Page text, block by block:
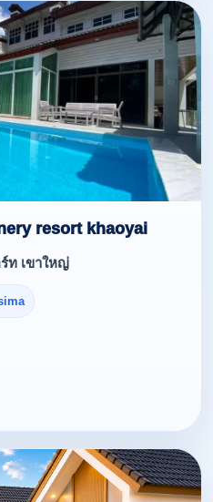
resort khaoyai
ท เขาใหญ่